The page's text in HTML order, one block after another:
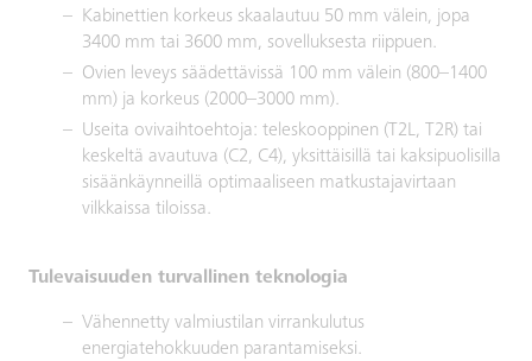
Kabinettien korkeus skaalautuu 50 mm välein, jopa
3400 mm tai 3600 mm, sovelluksesta riippuen.
Ovien leveys säädettävissä 100 mm välein (800–1400
mm) ja korkeus (2000–3000 mm).
Useita ovivaihtoehtoja: teleskooppinen (T2L, T2R) tai
keskeltä avautuva (C2, C4), yksittäisillä tai kaksipuolisilla
sisäänkäynneillä optimaaliseen matkustajavirtaan
vilkkaissa tiloissa.
Tulevaisuuden turvallinen teknologia
Vähennetty valmiustilan virrankulutus
energiatehokkuuden parantamiseksi.